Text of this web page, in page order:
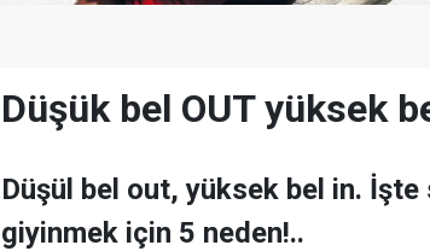
Düşük bel OUT yüksek
Düşül bel out, yüksek bel in. İşte
giyinmek için 5 neden!..